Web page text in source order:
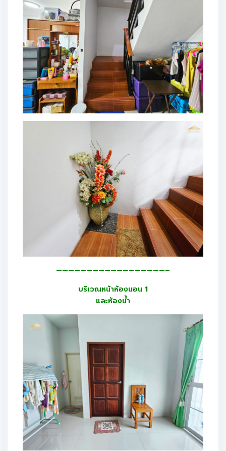
——————————————————–
บริเวณหน้าห้องนอน 1
และห้องน้ำ